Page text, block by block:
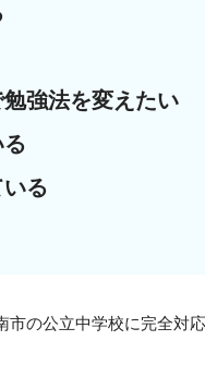
強法を変えたい
る
の公立中学校に完全対